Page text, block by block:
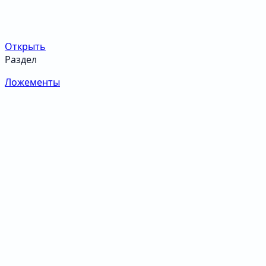
Открыть
Раздел
Ложементы